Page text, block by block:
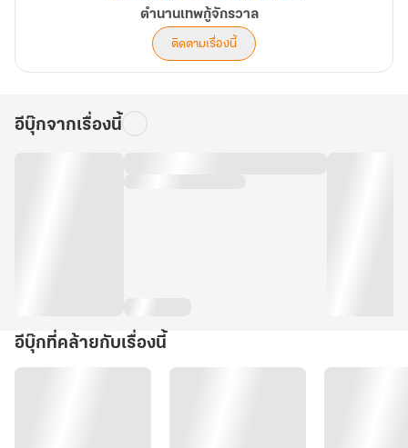
ตำนานเทพกู้จักรวาล
ติดตามเรื่องนี้
อีบุ๊กจากเรื่องนี้
อีบุ๊กที่คล้ายกับเรื่องนี้